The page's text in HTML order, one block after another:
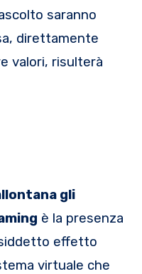
saranno
direttamente
valori, risulterà
gli
è la presenza
effetto
virtuale che